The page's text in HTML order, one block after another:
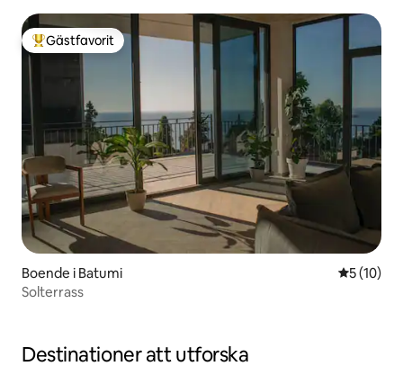
Populär gästfavorit
Gästfavorit
Boende i Batumi 5 av 5 i
5 (10)
Solterrass
Destinationer att utforska